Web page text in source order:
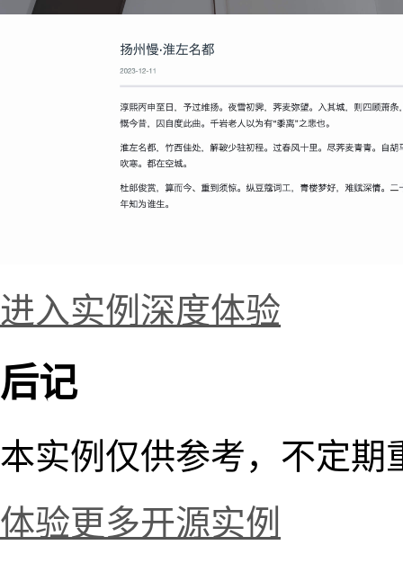
进入实例深度体验
后记
本实例仅供参考，不定期
体验更多开源实例